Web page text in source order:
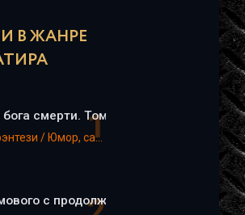
В ЖАНРЕ
смерти. Том 5 - Дорничев
Фантастика, фэнтези / Юмор, сатира
с продолжениями - Евгений